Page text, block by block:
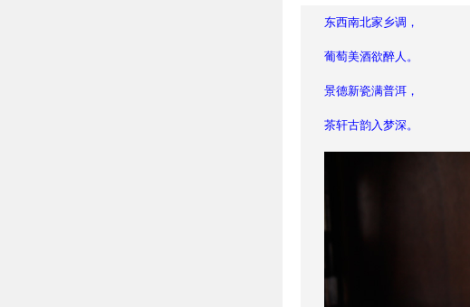
东西南北家乡调，
葡萄美酒欲醉人。
景德新瓷满普洱，
茶轩古韵入梦深。